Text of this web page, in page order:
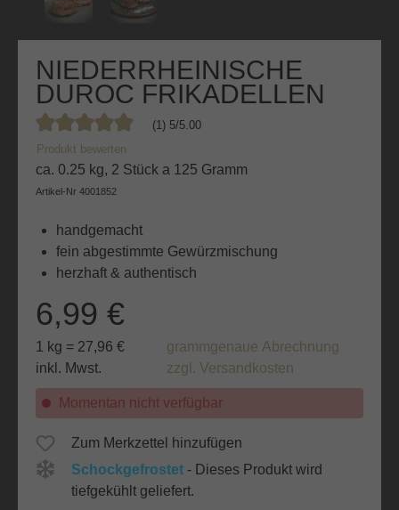
NIEDERRHEINISCHE
DUROC FRIKADELLEN
Durchschnittliche Bewertung von 5 von 5 Sternen
(1) 5/5.00
Produkt bewerten
ca. 0.25 kg, 2 Stück a 125 Gramm
Artikel-Nr 4001852
handgemacht
fein abgestimmte Gewürzmischung
herzhaft & authentisch
6,99 €
1 kg = 27,96 €
grammgenaue Abrechnung
inkl. Mwst.
zzgl. Versandkosten
Momentan nicht verfügbar
Zum Merkzettel hinzufügen
Schockgefrostet - Dieses Produkt wird
tiefgekühlt geliefert.